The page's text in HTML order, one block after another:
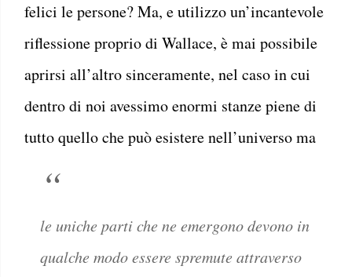
felici le persone? Ma, e utilizzo un’incantevole
riflessione proprio di Wallace, è mai possibile
aprirsi all’altro sinceramente, nel caso in cui
dentro di noi avessimo enormi stanze piene di
tutto quello che può esistere nell’universo ma
le uniche parti che ne emergono devono in
qualche modo essere spremute attraverso